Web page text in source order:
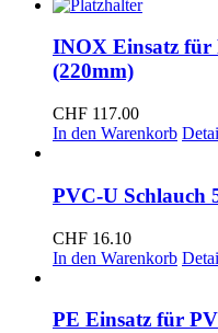
INOX Einsatz für
(220mm)
CHF 117.00
In den Warenkorb
PVC-U Schlauch
CHF 16.10
In den Warenkorb
PE Einsatz für